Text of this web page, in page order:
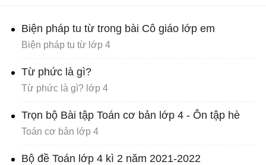
Biện pháp tu từ trong bài Cô giáo lớp em
Biện pháp tu từ lớp 4
Từ phức là gì?
Từ phức là gì? lớp 4
Trọn bộ Bài tập Toán cơ bản lớp 4 - Ôn tập hè
Toán cơ bản lớp 4
Bộ đề Toán lớp 4 kì 2 năm 2021-2022